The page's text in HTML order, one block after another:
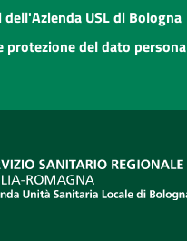
USL di Bologna
protezione del dato